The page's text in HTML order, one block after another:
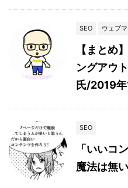
SEO ウェブ
【まとめ
ングアウ
氏/2019年
SEO
「いいコ
魔法は無